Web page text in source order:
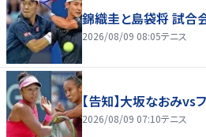
錦織圭と島袋将 試合
2026/08/09 08:05テニス
【告知】大坂なおみvs
2026/08/09 07:10テニス